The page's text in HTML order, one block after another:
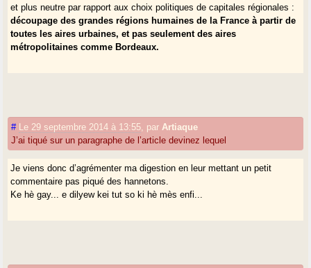
et plus neutre par rapport aux choix politiques de capitales régionales :
découpage des grandes régions humaines de la France à partir de
toutes les aires urbaines, et pas seulement des aires
métropolitaines comme Bordeaux.
# Le 29 septembre 2014 à 13:55 par Artiaque
J’ai tiqué sur un paragraphe de l’article devinez lequel
Je viens donc d’agrémenter ma digestion en leur mettant un petit
commentaire pas piqué des hannetons.
Ke hè gay... e dilyew kei tut so ki hè mès enfi...